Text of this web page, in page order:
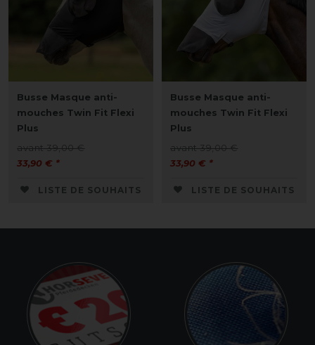
Busse Masque anti-
mouches Twin Fit Flexi
Plus
avant 39,00 €
33,90 € *
LISTE DE SOUHAITS
Busse Masque anti-
mouches Twin Fit Flexi
Plus
avant 39,00 €
33,90 € *
LISTE DE SOUHAITS